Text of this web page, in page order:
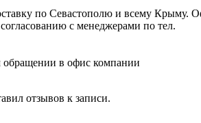
по Севастополю и всему Крыму.
с менеджерами по тел.
в офис компании
отзывов к записи.